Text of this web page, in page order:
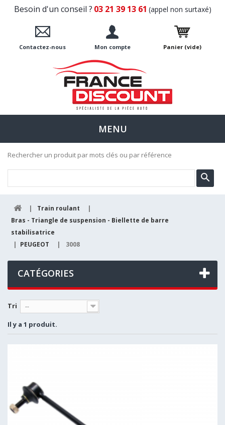
Besoin d'un conseil ? 03 21 39 13 61 (appel non surtaxé)
Contactez-nous Mon compte Panier (vide)
MENU
Rechercher un produit par mots clés ou par référence
| Train roulant
|
Bras - Triangle de suspension - Biellette de barre
stabilisatrice
| PEUGEOT | 3008
CATÉGORIES
Tri --
Il y a 1 produit.